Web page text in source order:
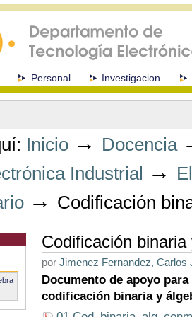
Personal Investigacion
Inicio → Docencia
Industrial →
→ Codificación
Codificación
porJimenez Fernandez, Carlos
Documento de apoyo
codificación binaria y